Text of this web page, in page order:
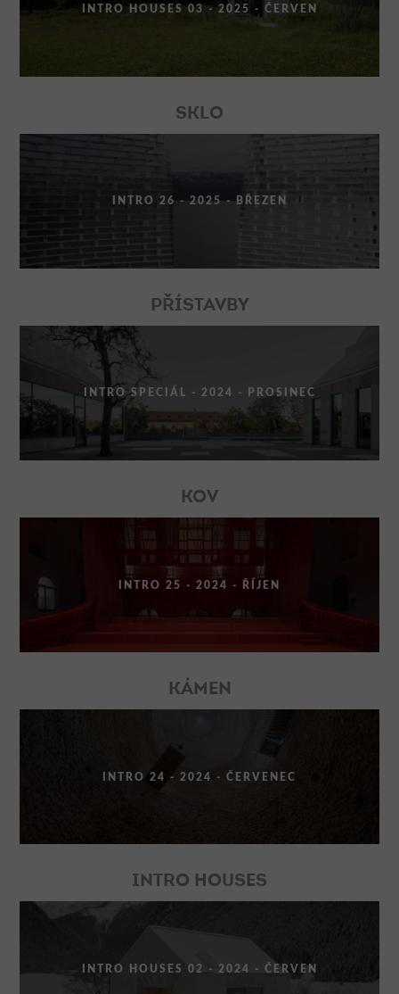
INTRO HOUSES 03 - 2025 - ČERVEN
SKLO
INTRO 26 - 2025 - BŘEZEN
PŘÍSTAVBY
INTRO SPECIÁL - 2024 - PROSINEC
KOV
INTRO 25 - 2024 - ŘÍJEN
KÁMEN
INTRO 24 - 2024 - ČERVENEC
INTRO HOUSES
INTRO HOUSES 02 - 2024 - ČERVEN